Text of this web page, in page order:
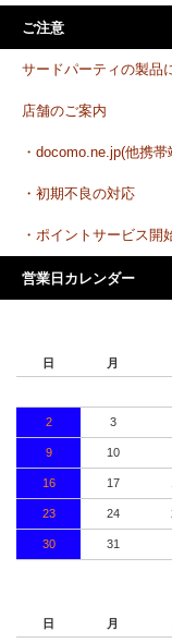
ご注意
サードパーティの製品
店舗のご案内
・docomo.ne.jp(他携
・初期不良の対応
・ポイントサービス開
営業日カレンダー
日 月
2 3
9 10
16 17
23 24
30 31
日 月